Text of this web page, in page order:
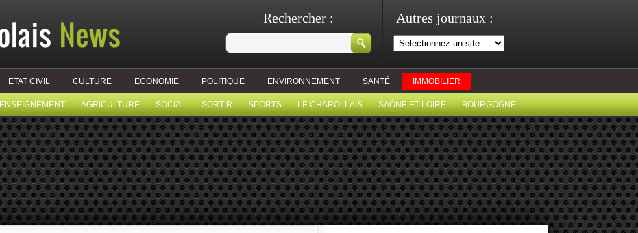
Autres journaux :
Rechercher :
ETAT CIVIL CULTURE ECONOMIE POLITIQUE ENVIRONNEMENT SANTÉ IMMOBILIER
ENSEIGNEMENT AGRICULTURE SOCIAL SORTIR SPORTS LE CHAROLLAIS SAÔNE ET LOIRE BOURGOGNE